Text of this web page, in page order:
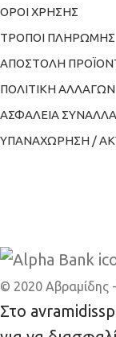
ΟΡΟΙ ΧΡΗΣΗΣ
ΤΡΟΠΟΙ ΠΛΗΡΩΜΗΣ
ΑΠΟΣΤΟΛΗ
ΠΟΛΙΤΙΚΗ ΑΛΛΑΓΩΝ
ΑΣΦΑΛΕΙΑ
ΥΠΑΝΑΧΩΡΗΣΗ /
© 2020 Αβραμίδης
Στο